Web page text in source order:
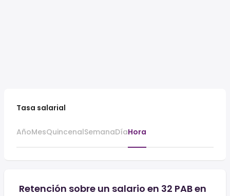
Tasa salarial
AñoMesQuincenalSemanaDíaHora
Retención sobre un salario en 32 PAB en